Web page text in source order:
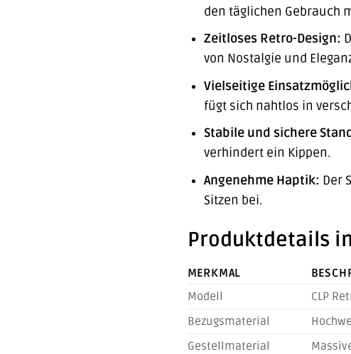
den täglichen Gebrauch
Zeitloses Retro-Design:
von Nostalgie und
Vielseitige
fügt sich nahtlos in
Stabile und sichere
verhindert ein Kippen.
Angenehme Haptik: Der
Sitzen bei.
Produktdetails
MERKMAL
Modell
CLP
Bezugsmaterial
Gestellmaterial